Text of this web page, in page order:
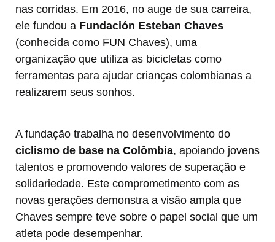
nas corridas. Em 2016, no auge de sua carreira,
ele fundou a Fundación Esteban Chaves
(conhecida como FUN Chaves), uma
organização que utiliza as bicicletas como
ferramentas para ajudar crianças colombianas a
realizarem seus sonhos.
A fundação trabalha no desenvolvimento do
ciclismo de base na Colômbia, apoiando jovens
talentos e promovendo valores de superação e
solidariedade. Este comprometimento com as
novas gerações demonstra a visão ampla que
Chaves sempre teve sobre o papel social que um
atleta pode desempenhar.